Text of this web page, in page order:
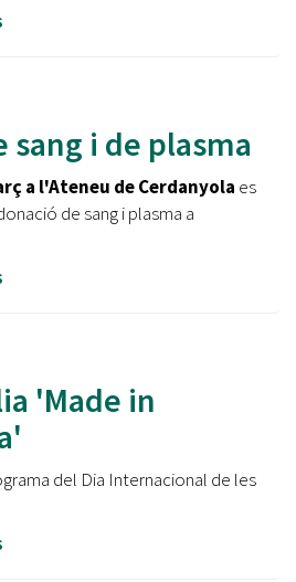
sang i de plasma
a l'Ateneu de Cerdanyola es
de sang i plasma a
'Made in
del Dia Internacional de les